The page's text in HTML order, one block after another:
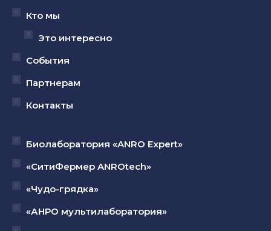
Кто мы
Это интересно
События
Партнерам
Контакты
Биолаборатория «ANRO Expert»
«СитиФермер ANROtech»
«Чудо-грядка»
«АНРО мультилаборатория»